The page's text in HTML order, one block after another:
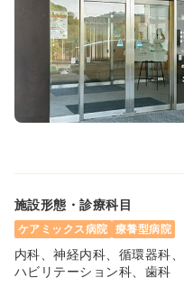
施設形態・診療科目
ケアミックス病院 療養型病院
内科、神経内科、循環器科
ハビリテーション科、歯科